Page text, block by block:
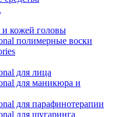
и кожей головы
полимерные воски
для лица
для маникюра и
для парафинотерапии
для шугаринга